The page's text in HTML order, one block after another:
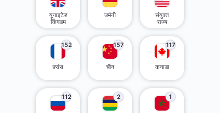
यूनाइटेड
किंगडम
जर्मनी
संयुक्त
राज्य
152
फ़्रांस
157
चीन
117
कनाडा
112 2 1